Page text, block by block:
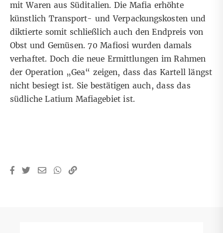
mit Waren aus Süditalien. Die Mafia erhöhte
künstlich Transport- und Verpackungskosten und
diktierte somit schließlich auch den Endpreis von
Obst und Gemüsen. 70 Mafiosi wurden damals
verhaftet. Doch die neue Ermittlungen im Rahmen
der Operation „Gea“ zeigen, dass das Kartell längst
nicht besiegt ist. Sie bestätigen auch, dass das
südliche Latium Mafiagebiet ist.